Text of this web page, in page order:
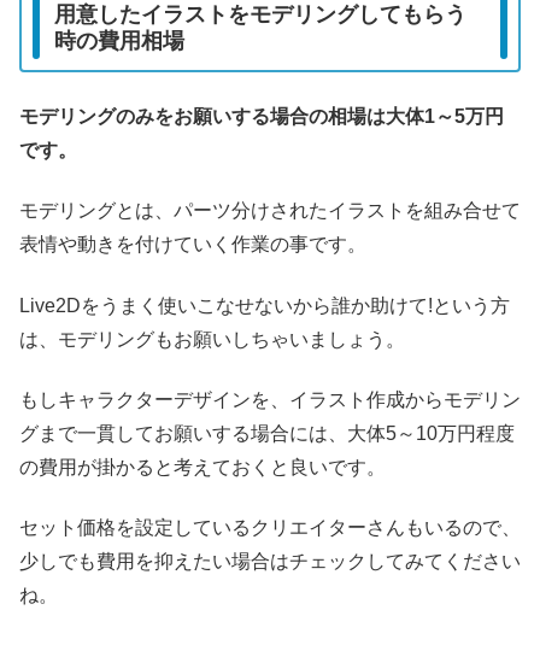
用意したイラストをモデリングしてもらう
時の費用相場
モデリングのみをお願いする場合の相場は大体1～5万円
です。
モデリングとは、パーツ分けされたイラストを組み合せて
表情や動きを付けていく作業の事です。
Live2Dをうまく使いこなせないから誰か助けて!という方
は、モデリングもお願いしちゃいましょう。
もしキャラクターデザインを、イラスト作成からモデリン
グまで一貫してお願いする場合には、大体5～10万円程度
の費用が掛かると考えておくと良いです。
セット価格を設定しているクリエイターさんもいるので、
少しでも費用を抑えたい場合はチェックしてみてください
ね。